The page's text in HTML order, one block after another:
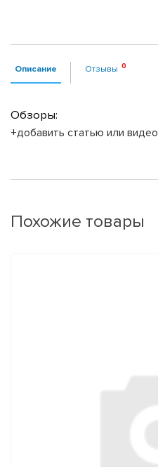
Описание Отзывы
Обзоры:
+добавить статью или видео
Похожие товары